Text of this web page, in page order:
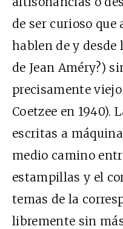
de ser curioso que
hablen de y desde
de Jean Améry?)
precisamente
Coetzee en 1940).
escritas a
medio camino
estampillas y el
temas de la
libremente sin